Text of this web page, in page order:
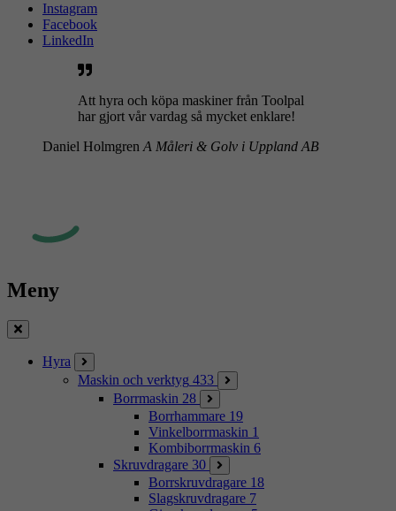
Instagram
Facebook
LinkedIn
Att hyra och köpa maskiner från Toolpal
har gjort vår vardag så mycket enklare!
Daniel Holmgren A Måleri & Golv i Uppland AB
Meny
Stäng
Hyra
Maskin och verktyg 433
Borrmaskin 28
Borrhammare 19
Vinkelborrmaskin 1
Kombiborrmaskin 6
Skruvdragare 30
Borrskruvdragare 18
Slagskruvdragare 7